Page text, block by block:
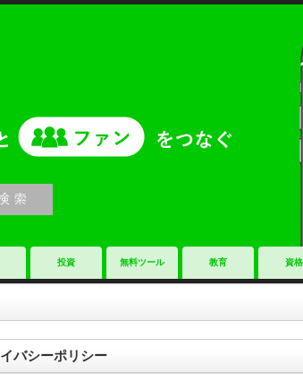
投資 無料ツール 教育 資格
バシーポリシー